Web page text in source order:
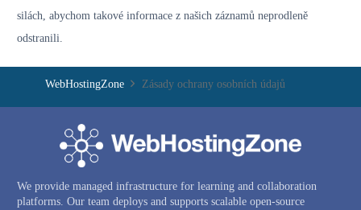
silách, abychom takové informace z našich záznamů neprodleně
odstranili.
WebHostingZone Zásady ochrany osobních údajů
We provide managed infrastructure for learning and collaboration
platforms. Our team deploys and supports scalable open-source